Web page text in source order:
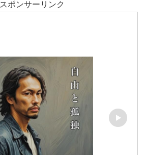
スポンサーリンク